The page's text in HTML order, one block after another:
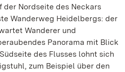
der Nordseite des Neckars
Wanderweg Heidelbergs: der
Wanderer und
Panorama mit Blick
des Flusses lohnt sich
zum Beispiel über den